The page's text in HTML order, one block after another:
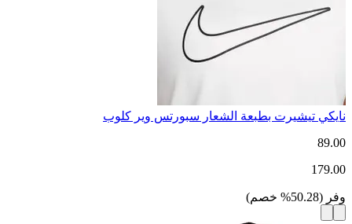
نايكي تيشيرت بطبعة الشعار سبورتس وير كلوب
89.00
179.00
وفر (
50.28
% خصم)